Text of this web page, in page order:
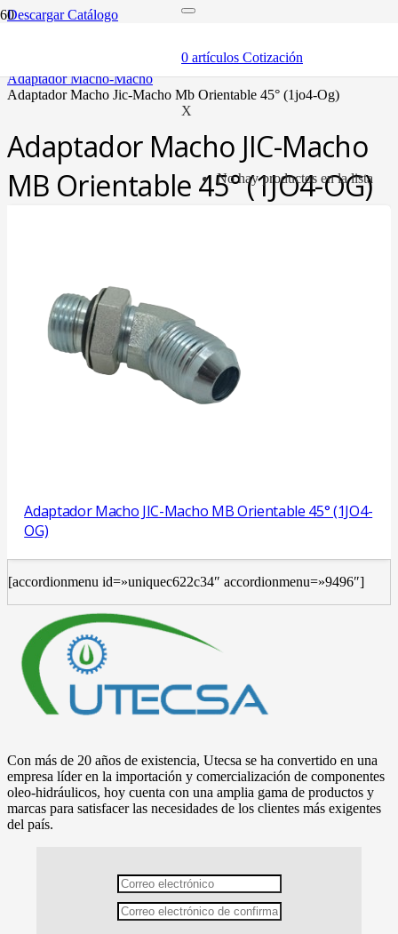
0 artículos Cotización
X
No hay productos en la lista
Descargar Catálogo
adaptador macho-macho
adaptador macho jic-macho mb orientable 45° (1jo4-og)
Adaptador Macho JIC-Macho
MB Orientable 45° (1JO4-OG)
Adaptador Macho JIC-Macho MB Orientable 45° (1JO4-
OG)
[accordionmenu id=»uniquec622c34″ accordionmenu=»9496″]
Con más de 20 años de existencia, Utecsa se ha convertido en una
empresa líder en la importación y comercialización de componentes
oleo-hidráulicos, hoy cuenta con una amplia gama de productos y
marcas para satisfacer las necesidades de los clientes más exigentes
del país.